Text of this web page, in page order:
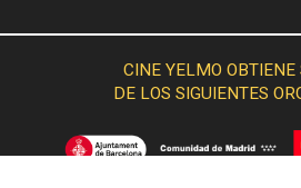
CINE YELMO OBTIENE
DE LOS SIGUIENTES